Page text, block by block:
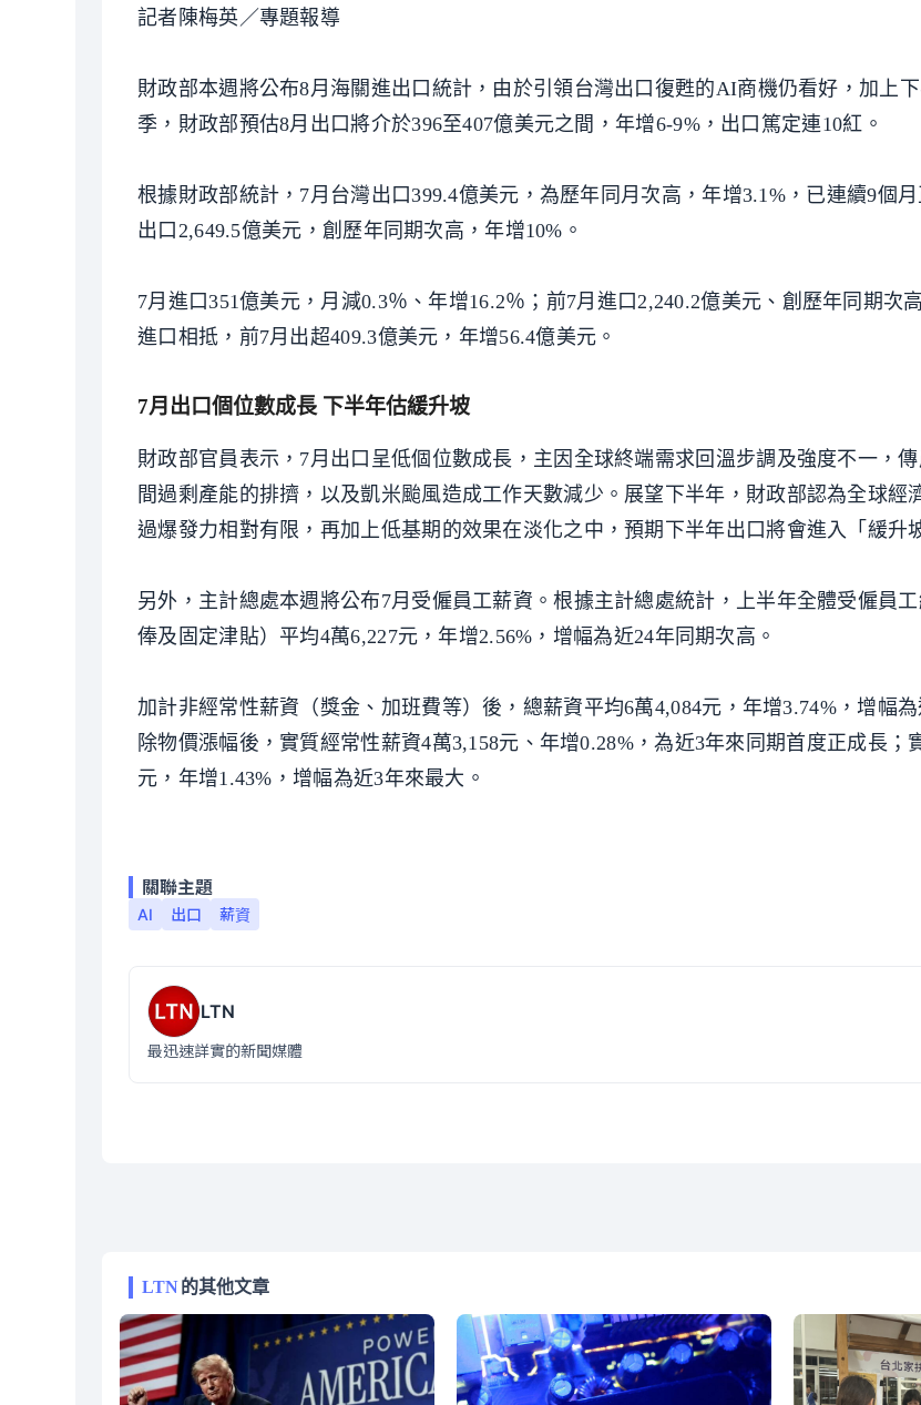
記者陳梅英／專題報導
財政部本週將公布8月海關進出口統計，由於引領台灣出口復甦的AI商機仍看好，加上
季，財政部預估8月出口將介於396至407億美元之間，年增6-9%，出口篤定連10紅。
根據財政部統計，7月台灣出口399.4億美元，為歷年同月次高，年增3.1%，已連續9個
出口2,649.5億美元，創歷年同期次高，年增10%。
7月進口351億美元，月減0.3％、年增16.2％；前7月進口2,240.2億美元、創歷年同期次
進口相抵，前7月出超409.3億美元，年增56.4億美元。
7月出口個位數成長 下半年估緩升坡
財政部官員表示，7月出口呈低個位數成長，主因全球終端需求回溫步調及強度不一，
間過剩產能的排擠，以及凱米颱風造成工作天數減少。展望下半年，財政部認為全球經
過爆發力相對有限，再加上低基期的效果在淡化之中，預期下半年出口將會進入「緩升
另外，主計總處本週將公布7月受僱員工薪資。根據主計總處統計，上半年全體受僱員
俸及固定津貼）平均4萬6,227元，年增2.56%，增幅為近24年同期次高。
加計非經常性薪資（獎金、加班費等）後，總薪資平均6萬4,084元，年增3.74%，增幅
除物價漲幅後，實質經常性薪資4萬3,158元、年增0.28%，為近3年來同期首度正成長；
元，年增1.43%，增幅為近3年來最大。
關聯主題
AI 出口 薪資
LTN
最迅速詳實的新聞媒體
LTN的其他文章